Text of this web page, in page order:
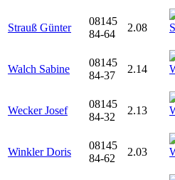
Strauß Günter
08145
84-64
2.08
Walch Sabine
08145
84-37
2.14
Wecker Josef
08145
84-32
2.13
Winkler Doris
08145
84-62
2.03